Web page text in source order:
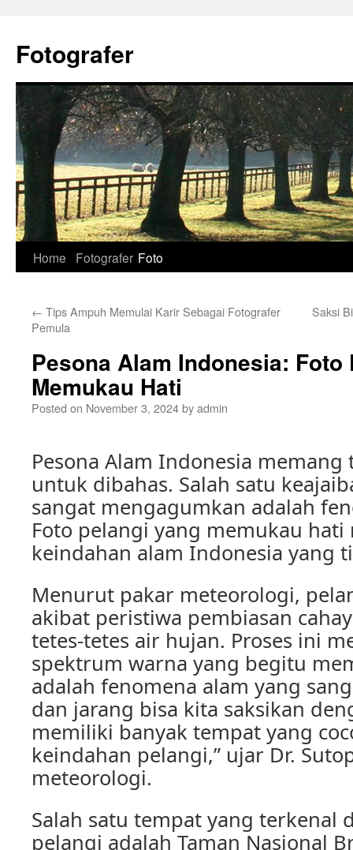
content
Fotografer
Home Fotografer Foto
← Tips Ampuh Memulai Karir Sebagai Fotografer
Pemula
Saksi
Pesona Alam Indonesia: Foto
Memukau Hati
Posted on November 3, 2024byadmin
Pesona Alam Indonesia
untuk dibahas. Salah satu
sangat mengagumkan adalah
Foto pelangi yang memukau
keindahan alam Indonesia yang
Menurut pakar meteorologi,
akibat peristiwa pembiasan
tetes-tetes air hujan. Proses ini
spektrum warna yang begitu
adalah fenomena alam yang
dan jarang bisa kita saksikan
memiliki banyak tempat yang
keindahan pelangi,” ujar Dr.
meteorologi.
Salah satu tempat yang terkenal
pelangi adalah Taman Nasional